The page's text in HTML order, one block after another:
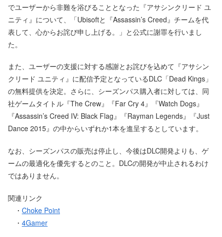
でユーザーから非難を浴びることとなった『アサシンクリード ユ
ニティ』について、「Ubisoftと『Assassin’s Creed』チームを代
表して、心からお詫び申し上げる。」と公式に謝罪を行いまし
た。
また、ユーザーの支援に対する感謝とお詫びを込めて『アサシン
クリード ユニティ』に配信予定となっているDLC「Dead Kings」
の無料提供を決定。さらに、シーズンパス購入者に対しては、同
社ゲームタイトル『The Crew』『Far Cry 4』『Watch Dogs』
『Assassin’s Creed IV: Black Flag』『Rayman Legends』『Just
Dance 2015』の中からいずれか1本を進呈するとしています。
なお、シーズンパスの販売は停止し、今後はDLC開発よりも、ゲ
ームの最適化を優先するとのこと。DLCの開発が中止されるわけ
ではありません。
関連リンク
・ Choke Point
・ 4Gamer